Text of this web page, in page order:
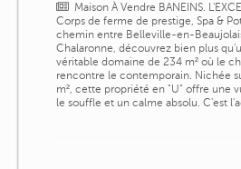
Maison À Vendre BANEINS.
Corps de ferme de prestige, Spa &
chemin entre Belleville-en-
Chalaronne, découvrez bien plus
véritable domaine de 234 m² où le
rencontre le contemporain. Nichée
m², cette propriété en "U" offre une
le souffle et un calme absolu. C'est